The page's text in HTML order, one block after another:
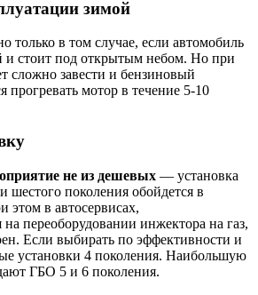
зимой
только в том случае, если автомобиль
и стоит под открытым небом. Но при
сложно завести и бензиновый
прогревать мотор в течение 5-10
не из дешевых — установка
шестого поколения обойдется в
этом в автосервисах,
переоборудовании инжектора на газ,
Если выбирать по эффективности и
установки 4 поколения. Наибольшую
ГБО 5 и 6 поколения.